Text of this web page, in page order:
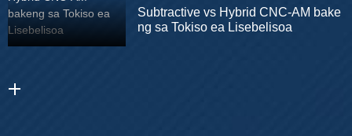
Subtractive vs Hybrid CNC-AM bake
ng sa Tokiso ea Lisebelisoa